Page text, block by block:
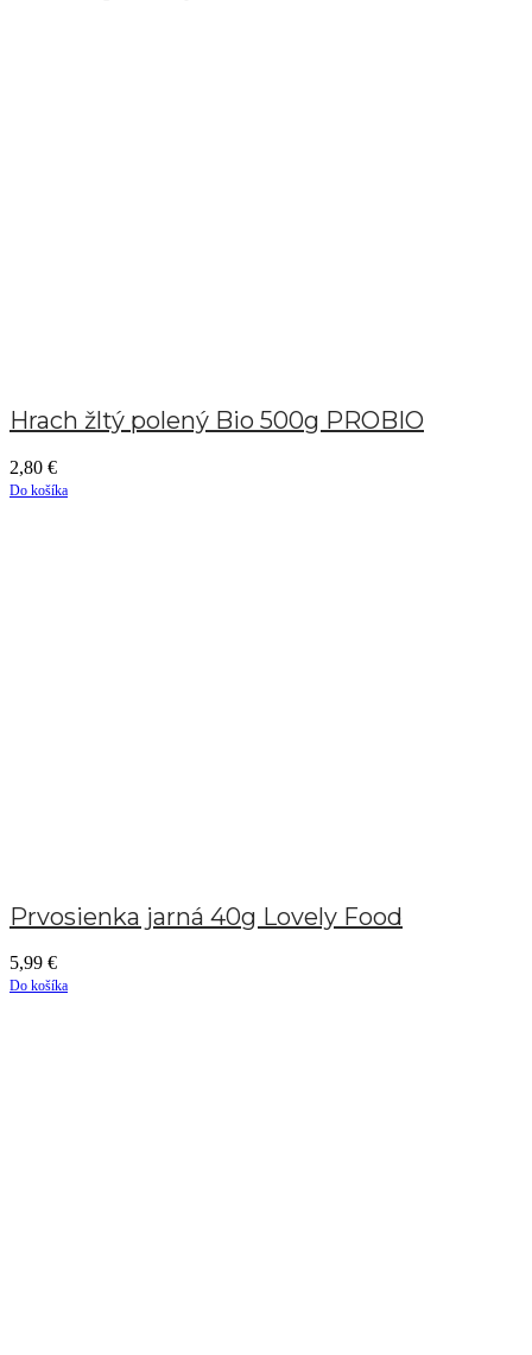
Hrach žltý polený Bio 500g PROBIO
2,80 €
Do košíka
Prvosienka jarná 40g Lovely Food
5,99 €
Do košíka